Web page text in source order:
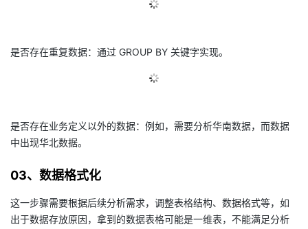
程认的我
藏
是否存在重复数据：通过 GROUP BY 关键字实现。
是否存在业务定义以外的数据：例如，需要分析华南数据，而数据
中出现华北数据。
03、数据格式化
这一步骤需要根据后续分析需求，调整表格结构、数据格式等，如
出于数据存放原因，拿到的数据表格可能是一维表，不能满足分析